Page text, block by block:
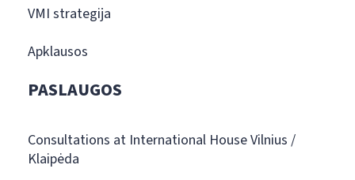
VMI strategija
Apklausos
PASLAUGOS
Consultations at International House Vilnius /
Klaipėda